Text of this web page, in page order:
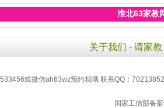
淮北63家教
关于我们 - 请家教
或微信ah63wz预约我哦 联系QQ：
国家工信部备